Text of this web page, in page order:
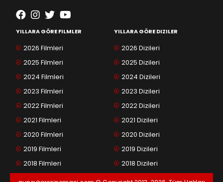
YILLARA GÖRE FILMLER
2026 Filmleri
2025 Filmleri
2024 Filmleri
2023 Filmleri
2022 Filmleri
2021 Filmleri
2020 Filmleri
2019 Filmleri
2018 Filmleri
YILLARA GÖRE DIZILER
2026 Dizileri
2025 Dizileri
2024 Dizileri
2023 Dizileri
2022 Dizileri
2021 Dizileri
2020 Dizileri
2019 Dizileri
2018 Dizileri